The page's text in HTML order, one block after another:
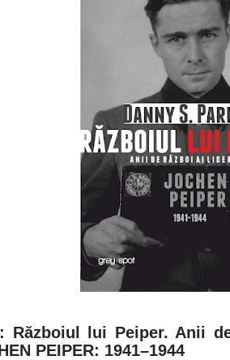
Războiul lui Peiper. Anii
PEIPER: 1941–1944